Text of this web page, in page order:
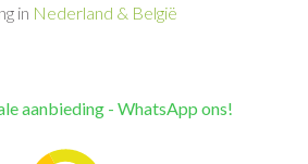
in Nederland & België
aanbieding - WhatsApp ons!